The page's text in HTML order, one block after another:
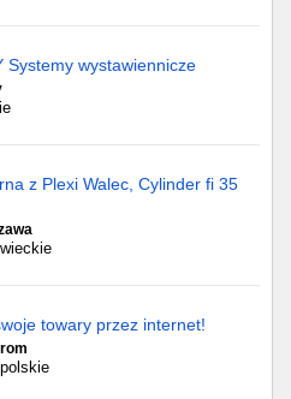
Systemy wystawiennicze
z Plexi Walec, Cylinder fi 35
towary przez internet!